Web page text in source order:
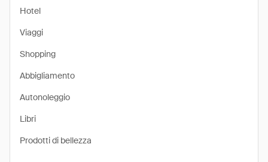
Hotel
Viaggi
Shopping
Abbigliamento
Autonoleggio
Libri
Prodotti di bellezza